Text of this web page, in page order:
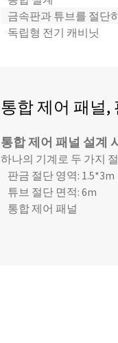
금속판과 튜브를 절단
독립형 전기 캐비닛
통합 제어 패널,
통합 제어 패널 설계
하나의 기계로 두 가지
판금 절단 영역: 1.5*3m
튜브 절단 면적: 6m
통합 제어 패널